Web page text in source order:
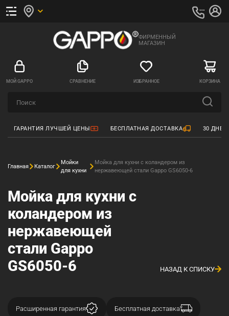
ФИРМЕННЫЙ
МАГАЗИН
МОЙ GAPPO СРАВНЕНИЕ ИЗБРАННОЕ КОРЗИНА
ГАРАНТИЯ ЛУЧШЕЙ ЦЕНЫ БЕСПЛАТНАЯ ДОСТАВКА 30
Главная Каталог
Мойки
для кухни
Мойка для кухни с коландером из
нержавеющей стали Gappo GS6050-6
Мойка для кухни с
коландером из
нержавеющей
стали Gappo
GS6050-6
НАЗАД К СПИСКУ
Расширенная гарантия Бесплатная доставка